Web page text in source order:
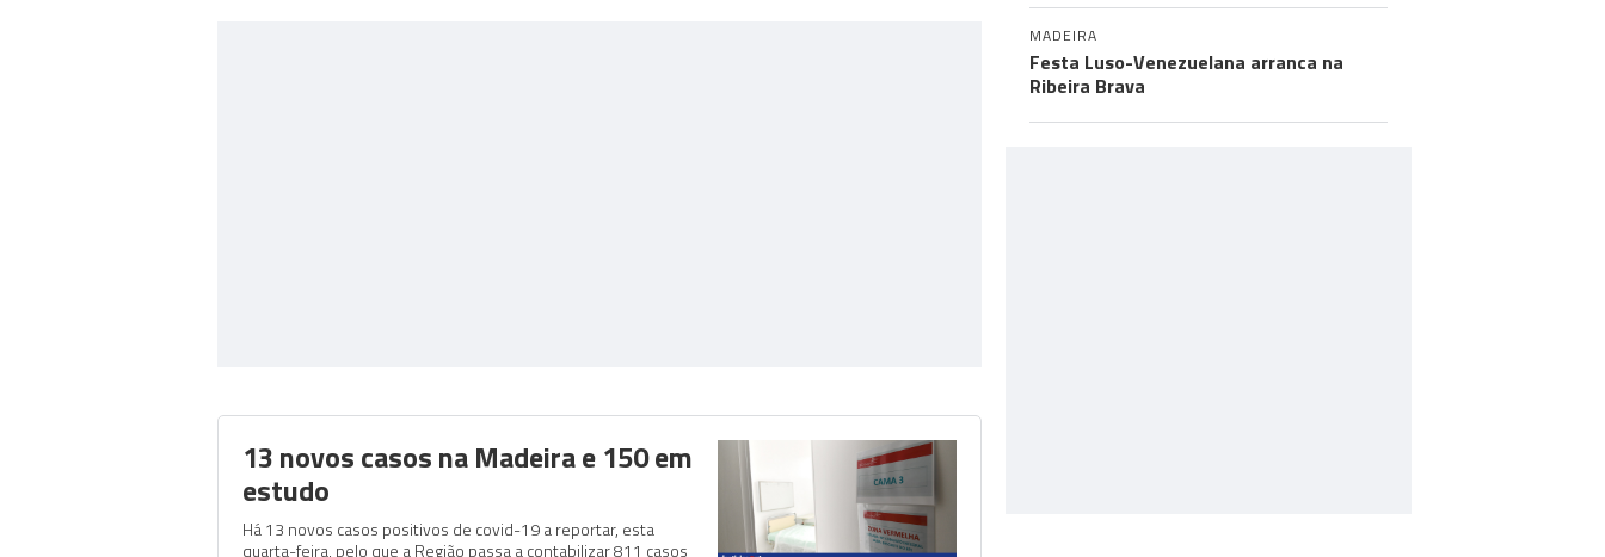
13 novos casos na Madeira e 150 em
estudo
Há 13 novos casos positivos de covid-19 a reportar, esta
quarta-feira, pelo que a Região passa a contabilizar 811 casos
MADEIRA
Festa Luso-Venezuelana arranca na
Ribeira Brava